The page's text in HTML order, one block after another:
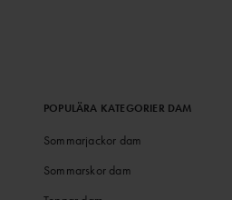
POPULÄRA KATEGORIER DAM
Sommarjackor dam
Sommarskor dam